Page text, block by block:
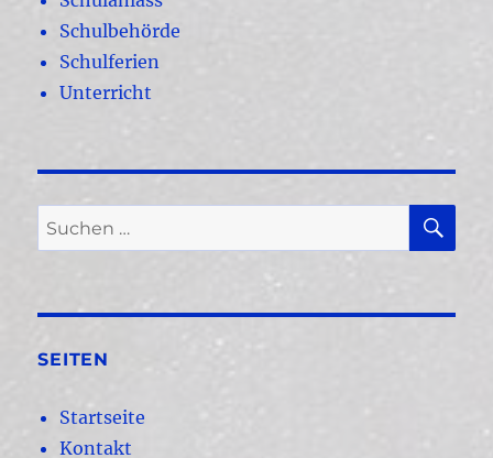
Schulbehörde
Schulferien
Unterricht
Suchen
nach:
SEITEN
Startseite
Kontakt